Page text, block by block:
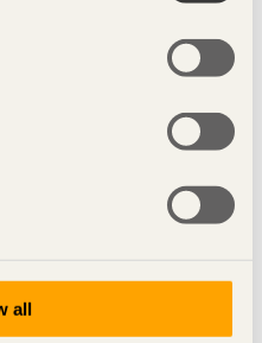
all
största publika byggnad
Partner, Board of
Alexander Nyberg,
och design